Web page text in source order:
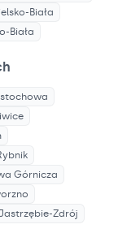
Biała
Biała
Górnicza
Zdrój